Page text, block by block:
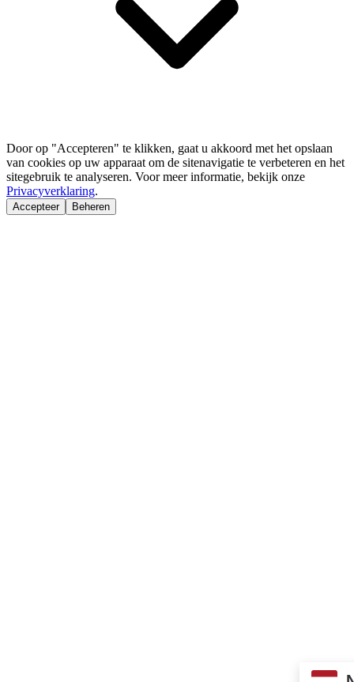
Door op "Accepteren" te klikken, gaat u akkoord met het opslaan
van cookies op uw apparaat om de sitenavigatie te verbeteren en het
sitegebruik te analyseren. Voor meer informatie, bekijk onze
Privacyverklaring.
Accepteer Beheren